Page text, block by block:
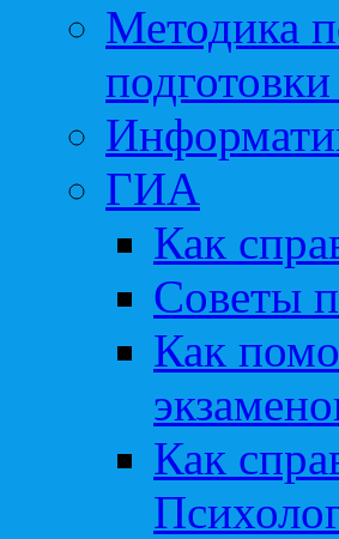
Методика
ГИА
Как
Советы
Как
Как